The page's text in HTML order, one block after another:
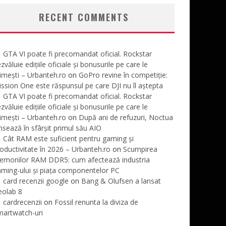
RECENT COMMENTS
GTA VI poate fi precomandat oficial. Rockstar
edițiile oficiale și bonusurile pe care le
– Urbanteh.ro on GoPro revine în competiție:
One este răspunsul pe care DJI nu îl aștepta
GTA VI poate fi precomandat oficial. Rockstar
edițiile oficiale și bonusurile pe care le
– Urbanteh.ro on După ani de refuzuri, Noctua
în sfârșit primul său AIO
Cât RAM este suficient pentru gaming și
în 2026 – Urbanteh.ro on Scumpirea
RAM DDR5: cum afectează industria
ului și piața componentelor PC
card recenzii google on Bang & Olufsen a lansat
8
cardrecenzii on Fossil renunta la diviza de
uri